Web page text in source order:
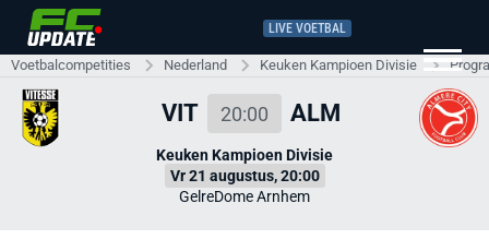
LIVE VOETBAL
Voetbalcompetities Nederland Keuken Kampioen Divisie
VIT 20:00 ALM
Keuken Kampioen Divisie
Vr 21 augustus, 20:00
GelreDome Arnhem